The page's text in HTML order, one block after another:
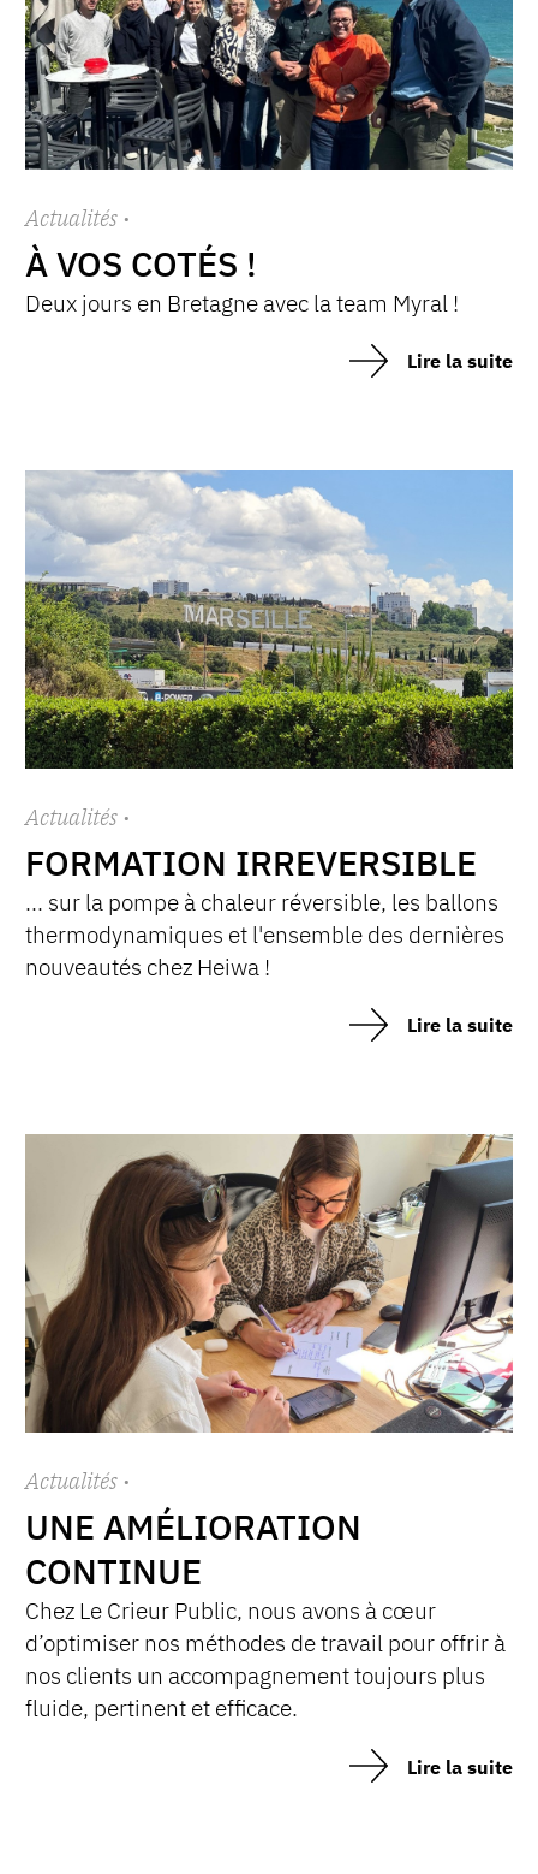
Actualités ·
À VOS COTÉS !
Deux jours en Bretagne avec la team Myral !
Lire la suite
Actualités ·
FORMATION IRREVERSIBLE
... sur la pompe à chaleur réversible, les ballons
thermodynamiques et l'ensemble des dernières
nouveautés chez Heiwa !
Lire la suite
Actualités ·
UNE AMÉLIORATION
CONTINUE
Chez Le Crieur Public, nous avons à cœur
d’optimiser nos méthodes de travail pour offrir à
nos clients un accompagnement toujours plus
fluide, pertinent et efficace.
Lire la suite